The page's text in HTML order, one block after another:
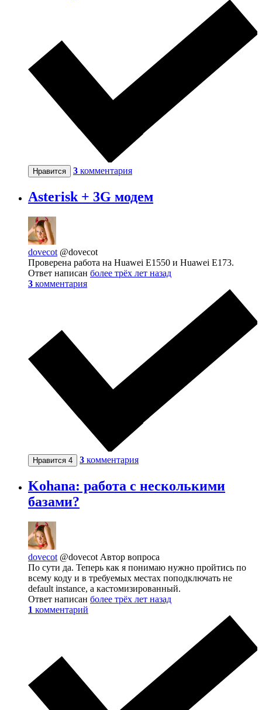
Нравится 3 комментария
Asterisk + 3G модем
dovecot @dovecot
Проверена работа на Huawei E1550 и Huawei E173.
Ответ написан более трёх лет назад
3 комментария
Нравится 4 3 комментария
Kohana: работа с несколькими
базами?
dovecot @dovecot Автор вопроса
По сути да. Теперь как я понимаю нужно пройтись по
всему коду и в требуемых местах поподключать не
default instance, а кастомизированный.
Ответ написан более трёх лет назад
1 комментарий